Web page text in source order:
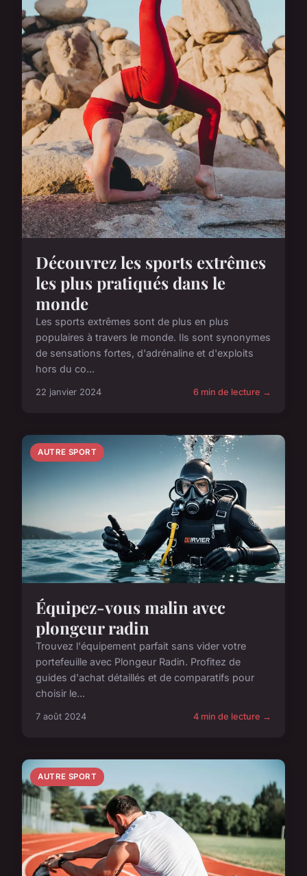
Découvrez les sports extrêmes
les plus pratiqués dans le
monde
Les sports extrêmes sont de plus en plus
populaires à travers le monde. Ils sont synonymes
de sensations fortes, d'adrénaline et d'exploits
hors du co...
22 janvier 2024 6 min de lecture →
AUTRE SPORT
Équipez-vous malin avec
plongeur radin
Trouvez l'équipement parfait sans vider votre
portefeuille avec Plongeur Radin. Profitez de
guides d'achat détaillés et de comparatifs pour
choisir le...
7 août 2024 4 min de lecture →
AUTRE SPORT